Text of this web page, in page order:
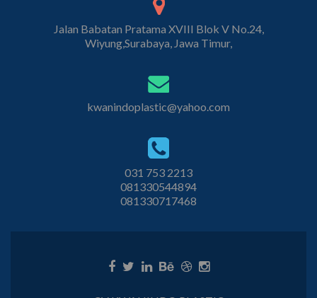
Jalan Babatan Pratama XVIII Blok V No.24,
Wiyung,Surabaya, Jawa Timur,
kwanindoplastic@yahoo.com
031 753 2213
081330544894
081330717468